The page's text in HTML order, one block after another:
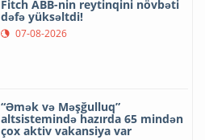
Fitch ABB-nin reytinqini növbəti
dəfə yüksəltdi!
07-08-2026
“Əmək və Məşğulluq”
altsistemində hazırda 65 mindən
çox aktiv vakansiya var